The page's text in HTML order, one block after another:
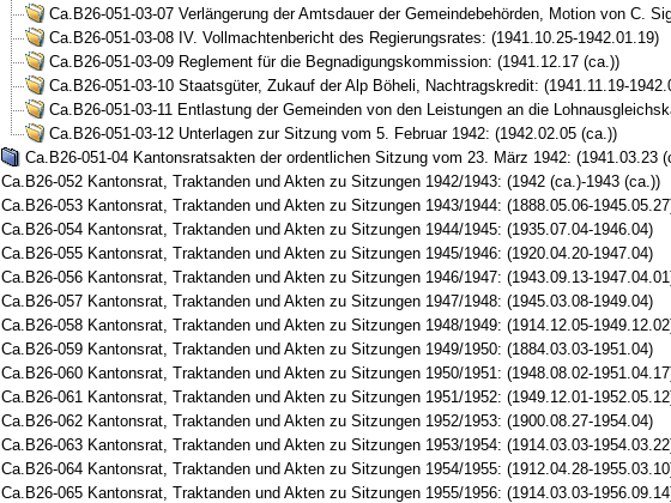
Ca.B26-051-03-07 Verlängerung der Amtsdauer der Gemeindebehörden, Motion von C.
Ca.B26-051-03-08 IV. Vollmachtenbericht des Regierungsrates: (1941.10.25-1942.01.19)
Ca.B26-051-03-09 Reglement für die Begnadigungskommission: (1941.12.17 (ca.))
Ca.B26-051-03-10 Staatsgüter, Zukauf der Alp Böheli, Nachtragskredit: (1941.11.19-
Ca.B26-051-03-11 Entlastung der Gemeinden von den Leistungen an die
Ca.B26-051-03-12 Unterlagen zur Sitzung vom 5. Februar 1942: (1942.02.05 (ca.))
Ca.B26-051-04 Kantonsratsakten der ordentlichen Sitzung vom 23. März 1942: (1941.03.23
Ca.B26-052 Kantonsrat, Traktanden und Akten zu Sitzungen 1942/1943: (1942 (ca.)-1943 (ca.))
Ca.B26-053 Kantonsrat, Traktanden und Akten zu Sitzungen 1943/1944: (1888.05.06-
Ca.B26-054 Kantonsrat, Traktanden und Akten zu Sitzungen 1944/1945: (1935.07.04-1946.04)
Ca.B26-055 Kantonsrat, Traktanden und Akten zu Sitzungen 1945/1946: (1920.04.20-1947.04)
Ca.B26-056 Kantonsrat, Traktanden und Akten zu Sitzungen 1946/1947: (1943.09.13-
Ca.B26-057 Kantonsrat, Traktanden und Akten zu Sitzungen 1947/1948: (1945.03.08-1949.04)
Ca.B26-058 Kantonsrat, Traktanden und Akten zu Sitzungen 1948/1949: (1914.12.05-
Ca.B26-059 Kantonsrat, Traktanden und Akten zu Sitzungen 1949/1950: (1884.03.03-1951.04)
Ca.B26-060 Kantonsrat, Traktanden und Akten zu Sitzungen 1950/1951: (1948.08.02-
Ca.B26-061 Kantonsrat, Traktanden und Akten zu Sitzungen 1951/1952: (1949.12.01-
Ca.B26-062 Kantonsrat, Traktanden und Akten zu Sitzungen 1952/1953: (1900.08.27-1954.04)
Ca.B26-063 Kantonsrat, Traktanden und Akten zu Sitzungen 1953/1954: (1914.03.03-
Ca.B26-064 Kantonsrat, Traktanden und Akten zu Sitzungen 1954/1955: (1912.04.28-
Ca.B26-065 Kantonsrat, Traktanden und Akten zu Sitzungen 1955/1956: (1914.03.03-